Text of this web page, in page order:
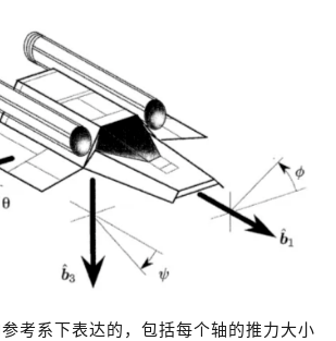
考系下表达的，包括每个轴的推力大小